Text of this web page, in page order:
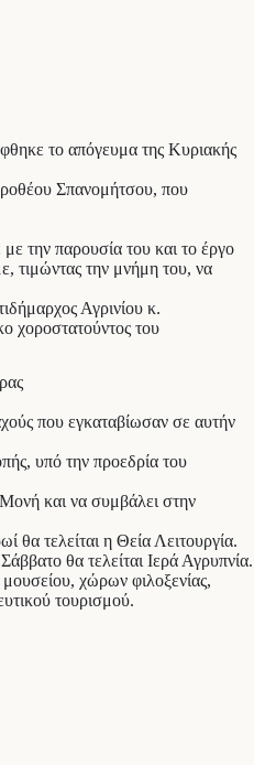
το απόγευμα της Κυριακής
Σπανομήτσου, που
την παρουσία του και το έργο
τιμώντας την μνήμη του, να
Αγρινίου κ.
χοροστατούντος του
που εγκαταβίωσαν σε αυτήν
υπό την προεδρία του
και να συμβάλει στην
τελείται η Θεία Λειτουργία.
θα τελείται Ιερά Αγρυπνία.
χώρων φιλοξενίας,
τουρισμού.